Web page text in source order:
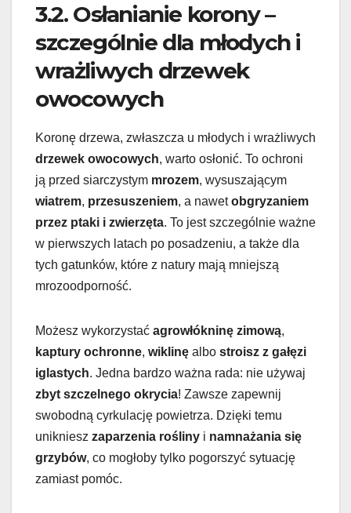
3.2. Osłanianie korony –
szczególnie dla młodych i
wrażliwych drzewek
owocowych
Koronę drzewa, zwłaszcza u młodych i wrażliwych
drzewek owocowych, warto osłonić. To ochroni
ją przed siarczystym mrozem, wysuszającym
wiatrem, przesuszeniem, a nawetobgryzaniem
przez ptaki i zwierzęta. To jest szczególnie ważne
w pierwszych latach po posadzeniu, a także dla
tych gatunków, które z natury mają mniejszą
mrozoodporność.
Możesz wykorzystać agrowłókninę zimową,
kaptury ochronne, wiklinę albo stroisz z gałęzi
iglastych. Jedna bardzo ważna rada: nie używaj
zbyt szczelnego okrycia! Zawsze zapewnij
swobodną cyrkulację powietrza. Dzięki temu
unikniesz zaparzenia rośliny i namnażania się
grzybów, co mogłoby tylko pogorszyć sytuację
zamiast pomóc.